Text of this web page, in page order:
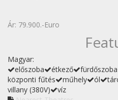
Ár: 79.900.-Euro
Magyar:
előszoba
étkező fürdőszoba
központi fűtés
műhely ól
villany (380V)
víz